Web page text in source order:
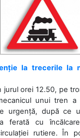
la trecerile la
jurul orei 12.50, pe
unui tren
urgență, după ce
ferată cu
rutiere. În